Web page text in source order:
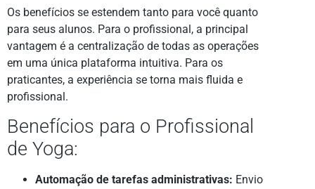
Os benefícios se estendem tanto para você quanto
para seus alunos. Para o profissional, a principal
vantagem é a centralização de todas as operações
em uma única plataforma intuitiva. Para os
praticantes, a experiência se torna mais fluida e
profissional.
Benefícios para o Profissional
de Yoga:
Automação de tarefas administrativas: Envio